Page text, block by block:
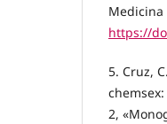
Medicina
https://
5. Cruz,
2,